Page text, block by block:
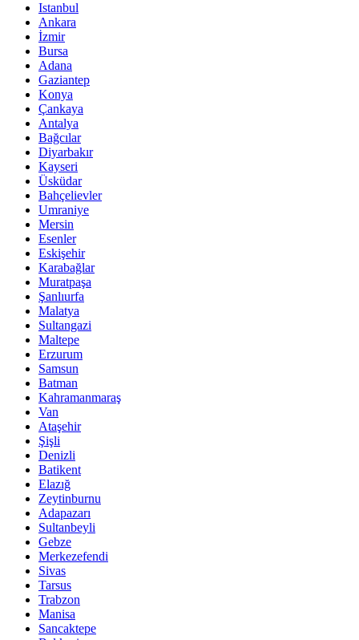
Istanbul
Ankara
İzmir
Bursa
Adana
Gaziantep
Konya
Çankaya
Antalya
Bağcılar
Diyarbakır
Kayseri
Üsküdar
Bahçelievler
Umraniye
Mersin
Esenler
Eskişehir
Karabağlar
Muratpaşa
Şanlıurfa
Malatya
Sultangazi
Maltepe
Erzurum
Samsun
Batman
Kahramanmaraş
Van
Ataşehir
Şişli
Denizli
Batikent
Elazığ
Zeytinburnu
Adapazarı
Sultanbeyli
Gebze
Merkezefendi
Sivas
Tarsus
Trabzon
Manisa
Sancaktepe